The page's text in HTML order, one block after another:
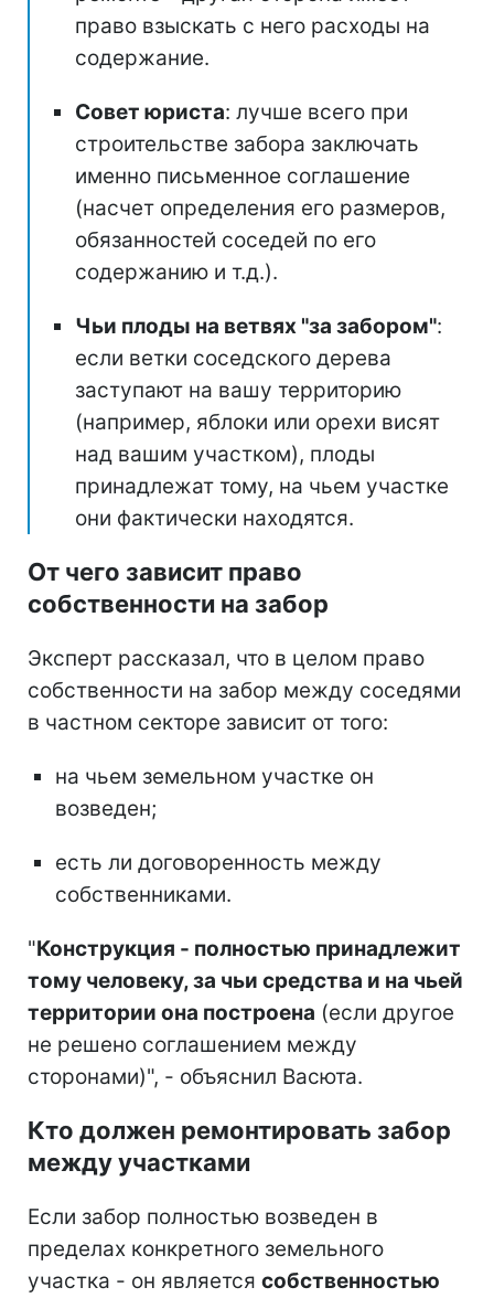
право взыскать с него расходы на
содержание.
Совет юриста: лучше всего при
строительстве забора заключать
именно письменное соглашение
(насчет определения его размеров,
обязанностей соседей по его
содержанию и т.д.).
Чьи плоды на ветвях "за забором":
если ветки соседского дерева
заступают на вашу территорию
(например, яблоки или орехи висят
над вашим участком), плоды
принадлежат тому, на чьем участке
они фактически находятся.
От чего зависит право
собственности на забор
Эксперт рассказал, что в целом право
собственности на забор между соседями
в частном секторе зависит от того:
на чьем земельном участке он
возведен;
есть ли договоренность между
собственниками.
"Конструкция - полностью принадлежит
тому человеку, за чьи средства и на чьей
территории она построена (если другое
не решено соглашением между
сторонами)", - объяснил Васюта.
Кто должен ремонтировать забор
между участками
Если забор полностью возведен в
пределах конкретного земельного
участка - он является собственностью